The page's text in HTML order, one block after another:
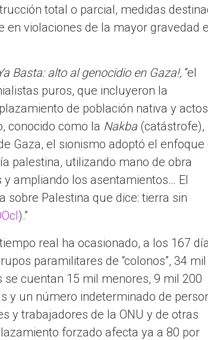
total o parcial, medidas
en violaciones de la mayor gravedad
Basta: alto al genocidio en Gaza!, “el
puros, que incluyeron la
de población nativa y
conocido como la Nakba (catástrofe),
Gaza, el sionismo adoptó el enfoque
palestina, utilizando mano de obra
ampliando los asentamientos… El
Palestina que dice: tierra sin
).”
real ha ocasionado, a los 167
paramilitares de colonos , 34 mil
cuentan 15 mil menores, 9 mil 200
y un número indeterminado de
y trabajadores de la ONU y de otras
forzado afecta ya a 80 por